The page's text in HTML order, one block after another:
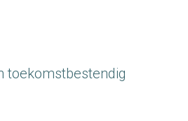
toekomstbestendig